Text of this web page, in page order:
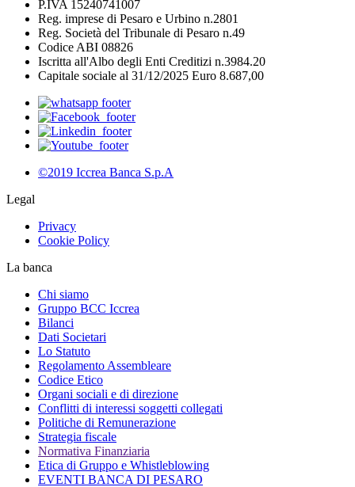
P.IVA 15240741007
Reg. imprese di Pesaro e Urbino n.2801
Reg. Società del Tribunale di Pesaro n.49
Codice ABI 08826
Iscritta all'Albo degli Enti Creditizi n.3984.20
Capitale sociale al 31/12/2025 Euro 8.687,00
©2019 Iccrea Banca S.p.A
Legal
Privacy
Cookie Policy
La banca
Chi siamo
Gruppo BCC Iccrea
Bilanci
Dati Societari
Lo Statuto
Regolamento Assembleare
Codice Etico
Organi sociali e di direzione
Conflitti di interessi soggetti collegati
Politiche di Remunerazione
Strategia fiscale
Normativa Finanziaria
Etica di Gruppo e Whistleblowing
EVENTI BANCA DI PESARO